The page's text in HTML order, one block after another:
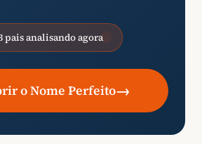
pais analisando agora
o Nome Perfeito→